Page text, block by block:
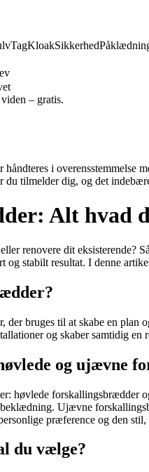
TagKloakSikkerhed
– gratis.
håndteres i overensstemmelse
tilmelder dig, og det
Alt hvad
renovere dit
og stabilt resultat. I denne
bruges til at skabe en plan
og skaber samtidig
og ujævne
høvlede forskallingsbrædder
Ujævne
præference og den stil,
du vælge?